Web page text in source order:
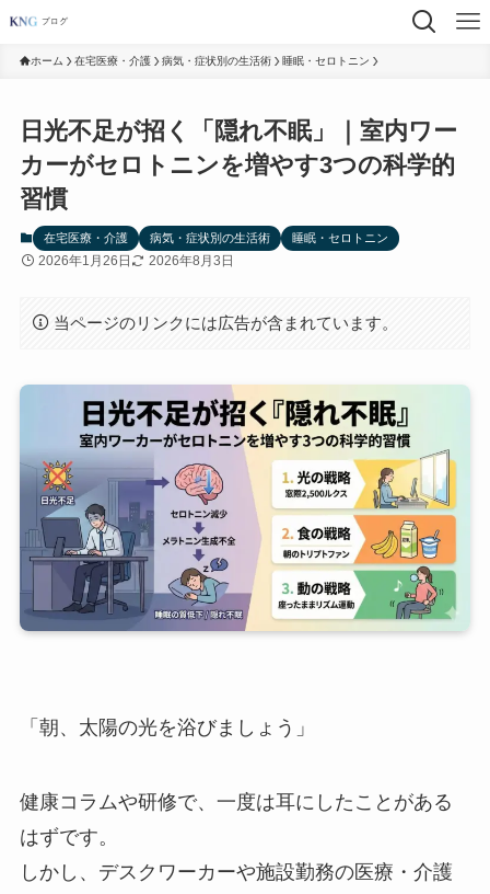
ホーム 在宅医療・介護 病気・症状別の生活術 睡眠・セロトニン
日光不足が招く「隠れ不眠」｜室内ワー
カーがセロトニンを増やす3つの科学的
習慣
在宅医療・介護 病気・症状別の生活術 睡眠・セロトニン
2026年1月26日 2026年8月3日
当ページのリンクには広告が含まれています。
「朝、太陽の光を浴びましょう」
健康コラムや研修で、一度は耳にしたことがある
はずです。
しかし、デスクワーカーや施設勤務の医療・介護